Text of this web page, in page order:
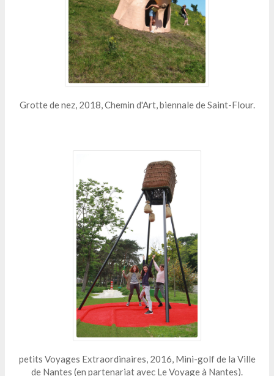
Grotte de nez, 2018, Chemin d'Art, biennale de Saint-Flour.
petits Voyages Extraordinaires, 2016, Mini-golf de la Ville
de Nantes (en partenariat avec Le Voyage à Nantes).